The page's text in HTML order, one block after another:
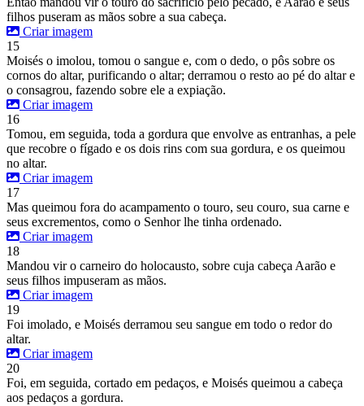
filhos puseram as mãos sobre a sua cabeça.
Criar imagem
15
Moisés o imolou, tomou o sangue e, com o dedo, o pôs sobre os
cornos do altar, purificando o altar; derramou o resto ao pé do altar e
o consagrou, fazendo sobre ele a expiação.
Criar imagem
16
Tomou, em seguida, toda a gordura que envolve as entranhas, a pele
que recobre o fígado e os dois rins com sua gordura, e os queimou
no altar.
Criar imagem
17
Mas queimou fora do acampamento o touro, seu couro, sua carne e
seus excrementos, como o Senhor lhe tinha ordenado.
Criar imagem
18
Mandou vir o carneiro do holocausto, sobre cuja cabeça Aarão e
seus filhos impuseram as mãos.
Criar imagem
19
Foi imolado, e Moisés derramou seu sangue em todo o redor do
altar.
Criar imagem
20
Foi, em seguida, cortado em pedaços, e Moisés queimou a cabeça
aos pedaços a gordura.